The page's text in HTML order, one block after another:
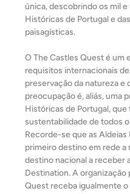
única, descobrindo os mil
Históricas de Portugal e
paisagísticas.
O The Castles Quest é um
requisitos internacionais
preservação da natureza e
preocupação é, aliás, uma
Históricas de Portugal,
sustentabilidade de todos
Recorde-se que as
primeiro destino em rede a
destino nacional a receber
Destination. A
Quest receba igualmente